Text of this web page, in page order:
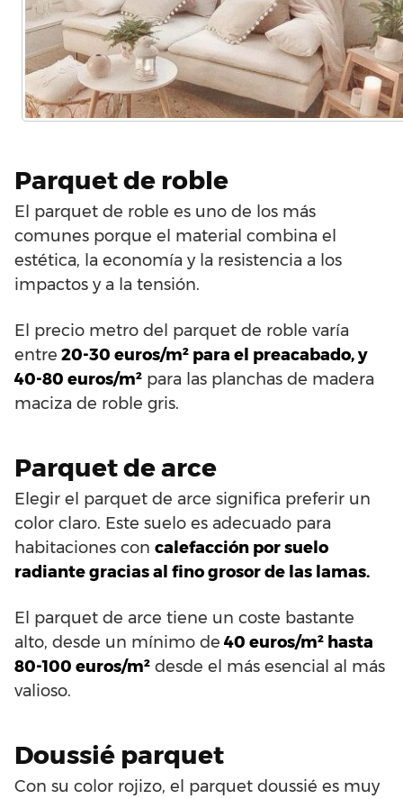
Parquet de roble
El parquet de roble es uno de los más
comunes porque el material combina el
estética, la economía y la resistencia a los
impactos y a la tensión.
El precio metro del parquet de roble varía
entre 20-30 euros/m² para el preacabado, y
40-80 euros/m² para las planchas de madera
maciza de roble gris.
Parquet de arce
Elegir el parquet de arce significa preferir un
color claro. Este suelo es adecuado para
habitaciones con calefacción por suelo
radiante gracias al fino grosor de las lamas.
El parquet de arce tiene un coste bastante
alto, desde un mínimo de 40 euros/m² hasta
80-100 euros/m² desde el más esencial al más
valioso.
Doussié parquet
Con su color rojizo, el parquet doussié es muy